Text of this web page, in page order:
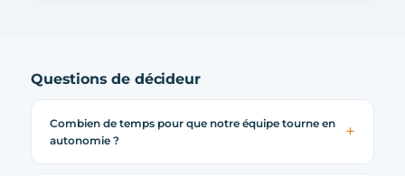
Questions de décideur
Combien de temps pour que notre équipe tourne en
autonomie ?